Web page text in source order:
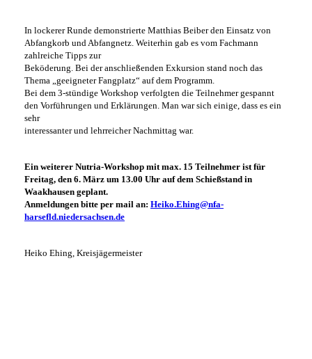
In lockerer Runde demonstrierte Matthias Beiber den Einsatz von
Abfangkorb und Abfangnetz. Weiterhin gab es vom Fachmann
zahlreiche Tipps zur
Beköderung. Bei der anschließenden Exkursion stand noch das
Thema „geeigneter Fangplatz“ auf dem Programm.
Bei dem 3-stündige Workshop verfolgten die Teilnehmer gespannt
den Vorführungen und Erklärungen. Man war sich einige, dass es ein
sehr
interessanter und lehrreicher Nachmittag war.
Ein weiterer Nutria-Workshop mit max. 15 Teilnehmer ist für
Freitag, den 6. März um 13.00 Uhr auf dem Schießstand in
Waakhausen geplant.
Anmeldungen bitte per mail an: Heiko.Ehing@nfa-
harsefld.niedersachsen.de
Heiko Ehing, Kreisjägermeister